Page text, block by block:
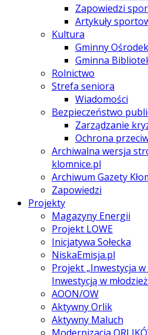
Zapowiedzi
Artykuły
Kultura
Gminny
Gminna
Rolnictwo
Strefa seniora
Wiadomości
Bezpieczeństwo
Zarządzanie
Ochrona
Archiwalna wersja
klomnice.pl
Archiwum Gazety
Zapowiedzi
Projekty
Magazyny Energii
Projekt LOWE
Inicjatywa Sołecka
NiskaEmisja.pl
Projekt „Inwestycja w
Inwestycją w
AOON/OW
Aktywny Orlik
Aktywny Maluch